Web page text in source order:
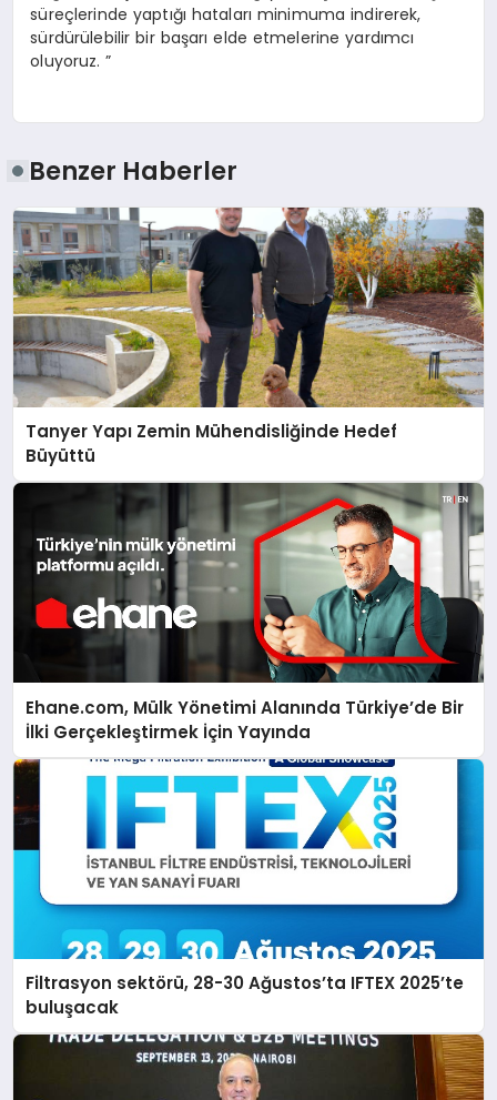
süreçlerinde yaptığı hataları minimuma indirerek,
sürdürülebilir bir başarı elde etmelerine yardımcı
oluyoruz. ”
Benzer Haberler
Tanyer Yapı Zemin Mühendisliğinde Hedef
Büyüttü
Ehane.com, Mülk Yönetimi Alanında Türkiye’de Bir
İlki Gerçekleştirmek İçin Yayında
Filtrasyon sektörü, 28-30 Ağustos’ta IFTEX 2025’te
buluşacak